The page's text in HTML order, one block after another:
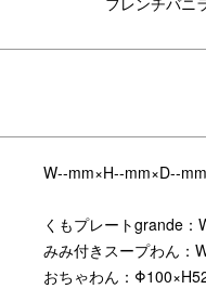
W--mm×H--mm×D--mm
くもプレートgrande
みみ付きスープわん：
おちゃわん：